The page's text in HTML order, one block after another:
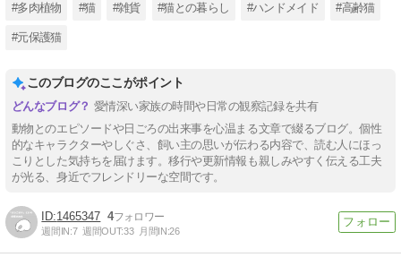
#多肉植物 #猫 #雑貨 #猫との暮らし #ハンドメイド #高齢猫
#元保護猫
このブログのここがポイント
愛情深い家族の時間や日常の観察記録を共有
動物とのエピソードや日ごろの出来事を心温まる文章で綴るブログ。個性
的なキャラクターやしぐさ、飼い主の思いが伝わる内容で、読む人にほっ
こりとした気持ちを届けます。移行や更新情報も親しみやすく伝える工夫
が光る、身近でフレンドリーな空間です。
1465347 4
週間IN:7 週間OUT:33 月間IN:26